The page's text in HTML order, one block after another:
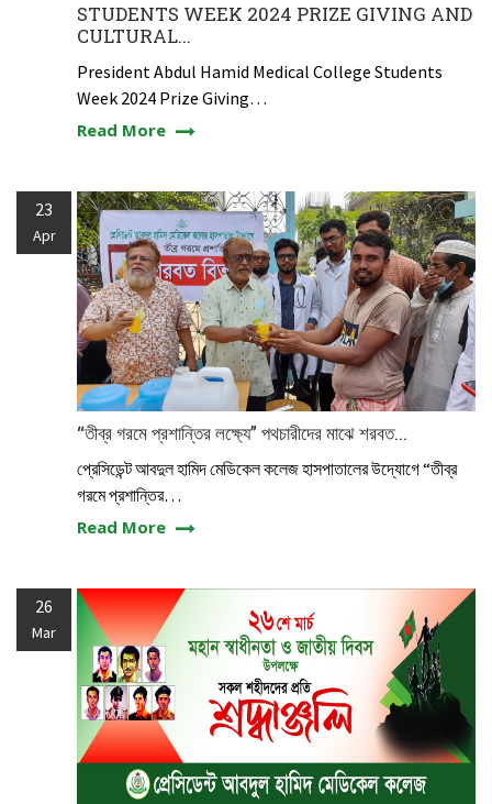
STUDENTS WEEK 2024 PRIZE GIVING AND
CULTURAL...
President Abdul Hamid Medical College Students
Week 2024 Prize Giving…
Read More
23
Apr
“তীব্র গরমে প্রশান্তির লক্ষ্যে” পথচারীদের মাঝে শরবত...
প্রেসিডেন্ট আবদুল হামিদ মেডিকেল কলেজ হাসপাতালের উদ্যোগে “তীব্র
গরমে প্রশান্তির…
Read More
26
Mar